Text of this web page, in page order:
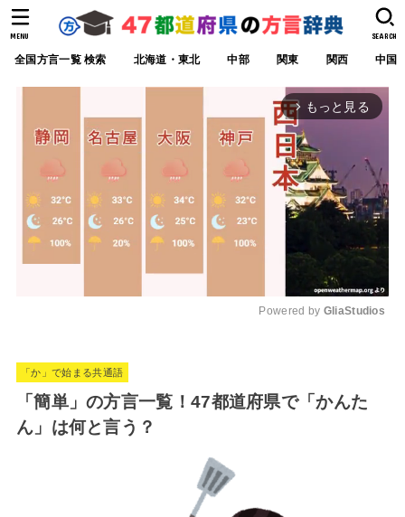
全国方言一覧 検索 北海道・東北 中部 関東 関西 中国
SEARCH
MENU
arrow_forward_ios もっと見る
e
Powered by GliaStudios
「か」で始まる共通語
「簡単」の方言一覧！47都道府県で「かんた
ん」は何と言う？